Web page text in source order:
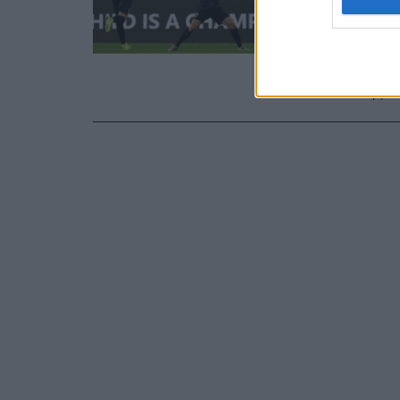
Ο
Πάντοβιτς
επιθετικής